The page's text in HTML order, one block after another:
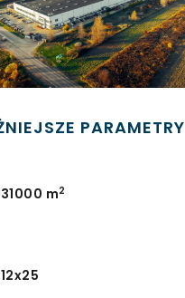
PARAMETRY
31000 m2
12x25